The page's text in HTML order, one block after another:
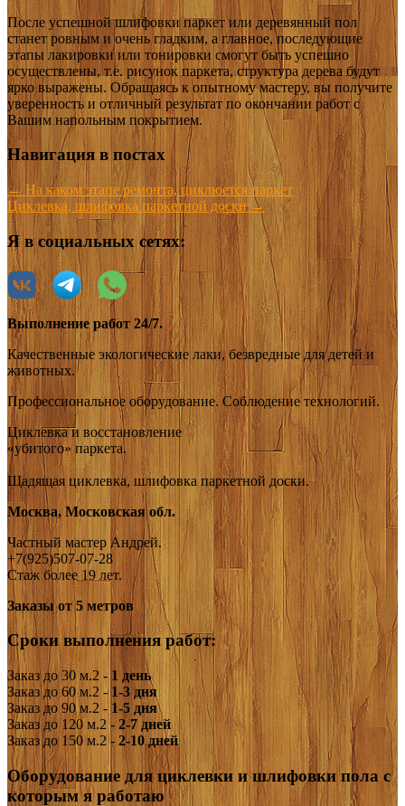
После успешной шлифовки паркет или деревянный пол
станет ровным и очень гладким, а главное, последующие
этапы лакировки или тонировки смогут быть успешно
осуществлены, т.е. рисунок паркета, структура дерева будут
ярко выражены. Обращаясь к опытному мастеру, вы получите
уверенность и отличный результат по окончании работ с
Вашим напольным покрытием.
Навигация в постах
←На каком этапе ремонта, циклюется паркет
Циклевка, шлифовка паркетной доски→
Я в социальных сетях:
Выполнение работ 24/7.
Качественные экологические лаки, безвредные для детей и
животных.
Профессиональное оборудование. Соблюдение технологий.
Циклевка и восстановление
«убитого»‎ паркета.
Щадящая циклевка, шлифовка паркетной доски.
Москва, Московская обл.
Частный мастер Андрей.
+7(925)507-07-28
Стаж более 19 лет.
Заказы от 5 метров
Сроки выполнения работ:
Заказ до 30 м.2 - 1 день
Заказ до 60 м.2 -1-3 дня
Заказ до 90 м.2 -1-5 дня
Заказ до 120 м.2 - 2-7 дней
Заказ до 150 м.2 - 2-10 дней
Оборудование для циклевки и шлифовки пола с
которым я работаю